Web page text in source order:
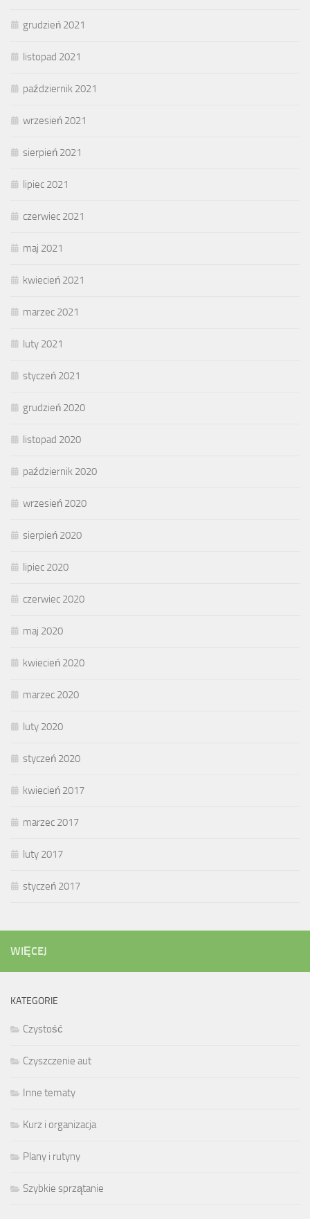
grudzień 2021
listopad 2021
październik 2021
wrzesień 2021
sierpień 2021
lipiec 2021
czerwiec 2021
maj 2021
kwiecień 2021
marzec 2021
luty 2021
styczeń 2021
grudzień 2020
listopad 2020
październik 2020
wrzesień 2020
sierpień 2020
lipiec 2020
czerwiec 2020
maj 2020
kwiecień 2020
marzec 2020
luty 2020
styczeń 2020
kwiecień 2017
marzec 2017
luty 2017
styczeń 2017
WIĘCEJ
KATEGORIE
Czystość
Czyszczenie aut
Inne tematy
Kurz i organizacja
Plany i rutyny
Szybkie sprzątanie